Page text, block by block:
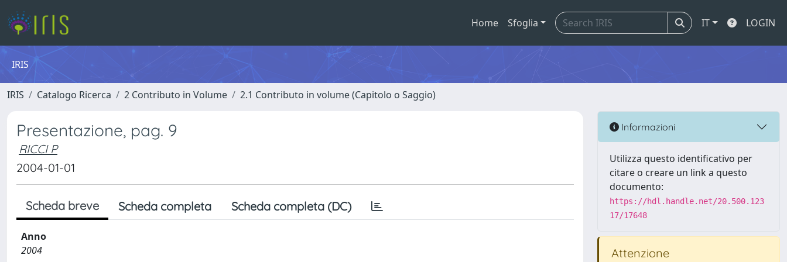
Home Sfoglia IT LOGIN
IRIS
IRIS Catalogo Ricerca 2 Contributo in Volume 2.1 Contributo in volume (Capitolo o Saggio)
Presentazione, pag. 9
RICCI P
2004-01-01
Scheda breve Scheda completa Scheda completa (DC)
Anno
2004
Informazioni
Utilizza questo identificativo per
citare o creare un link a questo
documento:
https://hdl.handle.net/20.500.123
17/17648
Attenzione